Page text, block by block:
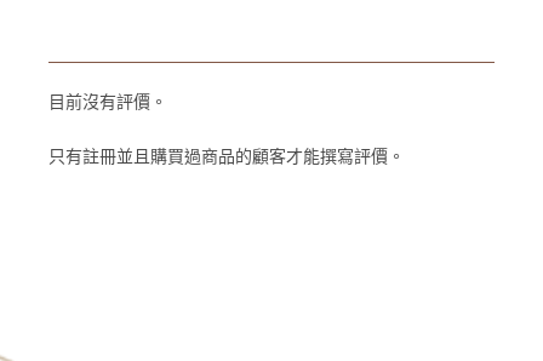
目前沒有評價。
只有註冊並且購買過商品的顧客才能撰寫評價。